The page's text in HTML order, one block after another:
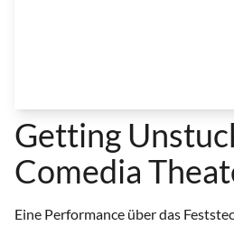
Getting
Comedia
Eine Performance über das